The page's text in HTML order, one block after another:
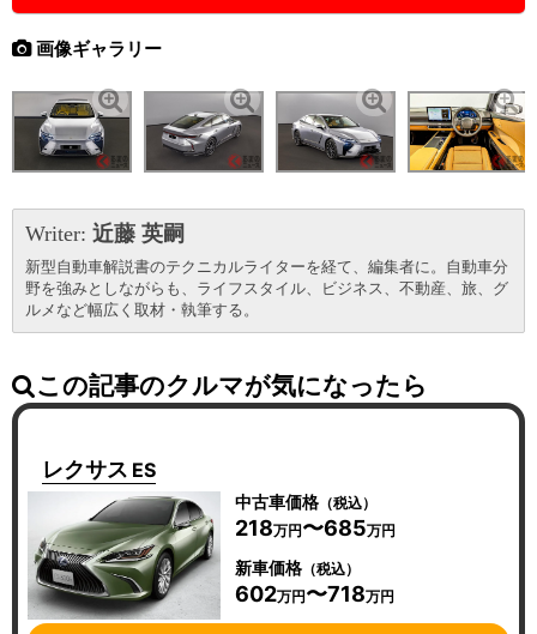
画像ギャラリー
Writer: 近藤 英嗣
新型自動車解説書のテクニカルライターを経て、編集者に。自動車分
野を強みとしながらも、ライフスタイル、ビジネス、不動産、旅、グ
ルメなど幅広く取材・執筆する。
この記事のクルマが気になったら
レクサス ES
中古車価格（税込）
218万円〜685万円
新車価格（税込）
602万円〜718万円